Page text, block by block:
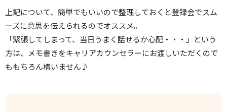
上記について、簡単でもいいので整理しておくと登録会でスム
ーズに意思を伝えられるのでオススメ。
「緊張してしまって、当日うまく話せるか心配・・・」という
方は、メモ書きをキャリアカウンセラーにお渡しいただくので
ももちろん構いません♪